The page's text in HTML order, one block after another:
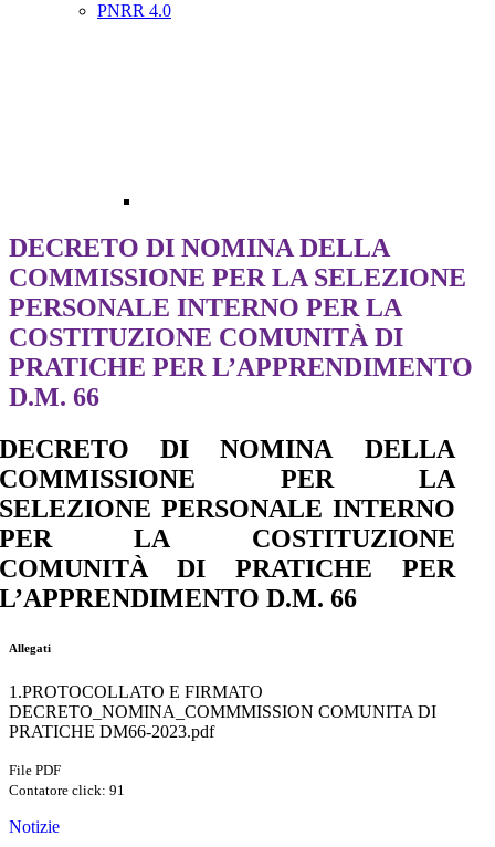
PNRR 4.0
DECRETO DI NOMINA DELLA
COMMISSIONE PER LA SELEZIONE
PERSONALE INTERNO PER LA
COSTITUZIONE COMUNITÀ DI
PRATICHE PER L’APPRENDIMENTO
D.M. 66
DI NOMINA
DELLA
PER
LA
PERSONALE INTERNO
LA COSTITUZIONE
DI PRATICHE PER
D.M. 66
Allegati
1.PROTOCOLLATO E FIRMATO
DECRETO_NOMINA_COMMMISSION COMUNITA DI
PRATICHE DM66-2023.pdf
File PDF
Contatore click: 91
Notizie